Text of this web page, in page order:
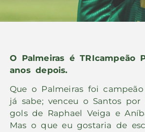
O Palmeiras é TRIcampeão
anos depois.
Que o Palmeiras foi
já sabe; venceu o Santos
gols de Raphael Veiga e
Mas o que eu gostaria de